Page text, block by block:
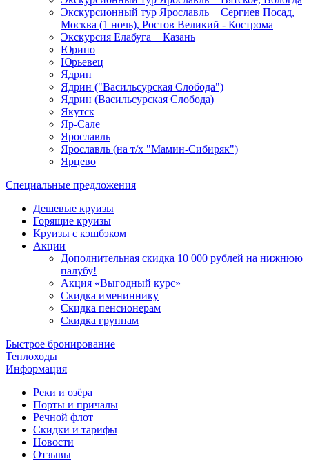
Экскурсионный тур Ярославль + Сергиев Посад,
Москва (1 ночь), Ростов Великий - Кострома
Экскурсия Елабуга + Казань
Юрино
Юрьевец
Ядрин
Ядрин ("Васильсурская Слобода")
Ядрин (Васильсурская Слобода)
Якутск
Яр-Сале
Ярославль
Ярославль (на т/х "Мамин-Сибиряк")
Ярцево
Специальные предложения
Дешевые круизы
Горящие круизы
Круизы с кэшбэком
Акции
Дополнительная скидка 10 000 рублей на нижнюю
палубу!
Акция «Выгодный курс»
Скидка имениннику
Скидка пенсионерам
Скидка группам
Быстрое бронирование
Теплоходы
Информация
Реки и озёра
Порты и причалы
Речной флот
Скидки и тарифы
Новости
Отзывы